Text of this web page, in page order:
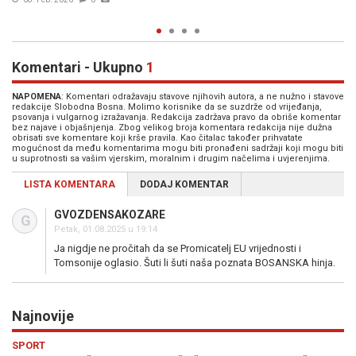
Komentari - Ukupno 1
NAPOMENA: Komentari odražavaju stavove njihovih autora, a ne nužno i stavove
redakcije Slobodna Bosna. Molimo korisnike da se suzdrže od vrijeđanja,
psovanja i vulgarnog izražavanja. Redakcija zadržava pravo da obriše komentar
bez najave i objašnjenja. Zbog velikog broja komentara redakcija nije dužna
obrisati sve komentare koji krše pravila. Kao čitalac također prihvatate
mogućnost da među komentarima mogu biti pronađeni sadržaji koji mogu biti
u suprotnosti sa vašim vjerskim, moralnim i drugim načelima i uvjerenjima.
LISTA KOMENTARA DODAJ KOMENTAR
G GVOZDENSAKOZARE
Petak, 01.08.2025 u 19:14
Ja nigdje ne pročitah da se Promicatelj EU vrijednosti i
Tomsonije oglasio. Šuti li šuti naša poznata BOSANSKA hinja.
Najnovije